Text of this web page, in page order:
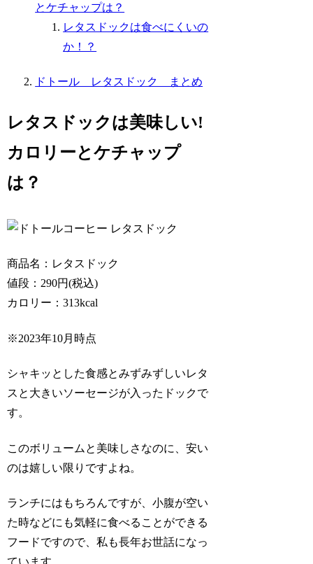
とケチャップは？
レタスドックは食べにくいの
か！？
ドトール レタスドック まとめ
レタスドックは美味しい!
カロリーとケチャップ
は？
商品名：レタスドック
値段：290円(税込)
カロリー：313kcal
※2023年10月時点
シャキッとした食感とみずみずしいレタ
スと大きいソーセージが入ったドックで
す。
このボリュームと美味しさなのに、安い
のは嬉しい限りですよね。
ランチにはもちろんですが、小腹が空い
た時などにも気軽に食べることができる
フードですので、私も長年お世話になっ
ています。